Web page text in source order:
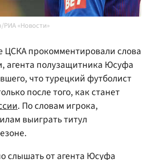
РИА «Новости»
ЦСКА прокомментировали слова
агента полузащитника Юсуфа
что турецкий футболист
после того, как станет
. По словам игрока,
выиграть титул
слышать от агента Юсуфа